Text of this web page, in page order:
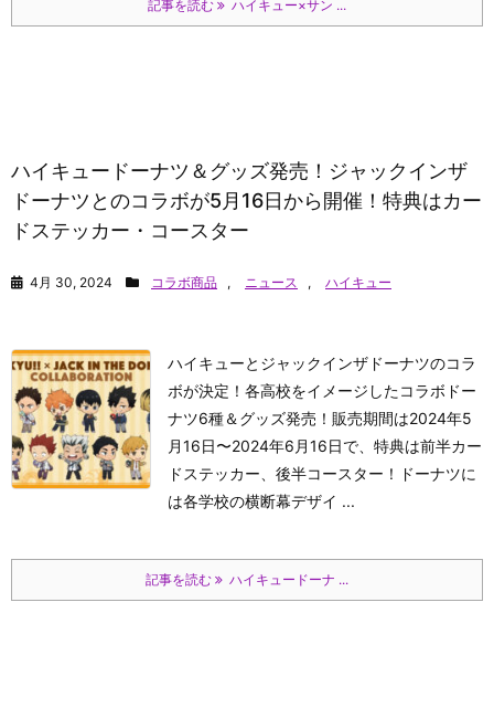
記事を読む ハイキュー×サン ...
ハイキュードーナツ＆グッズ発売！ジャックインザ
ドーナツとのコラボが5月16日から開催！特典はカー
ドステッカー・コースター
4月 30, 2024 コラボ商品 , ニュース , ハイキュー
ハイキューとジャックインザドーナツのコラ
ボが決定！各高校をイメージしたコラボドー
ナツ6種＆グッズ発売！販売期間は2024年5
月16日〜2024年6月16日で、特典は前半カー
ドステッカー、後半コースター！ドーナツに
は各学校の横断幕デザイ ...
記事を読む ハイキュードーナ ...